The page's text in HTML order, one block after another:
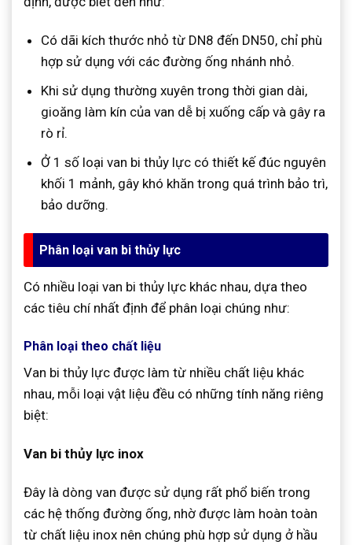
Có dãi kích thước nhỏ từ DN8 đến DN50, chỉ phù
hợp sử dụng với các đường ống nhánh nhỏ.
Khi sử dụng thường xuyên trong thời gian dài,
gioăng làm kín của van dễ bị xuống cấp và gây ra
rò rỉ.
Ở 1 số loại van bi thủy lực có thiết kế đúc nguyên
khối 1 mảnh, gây khó khăn trong quá trình bảo trì,
bảo dưỡng.
Phân loại van bi thủy lực
Có nhiều loại van bi thủy lực khác nhau, dựa theo
các tiêu chí nhất định để phân loại chúng như:
Phân loại theo chất liệu
Van bi thủy lực được làm từ nhiều chất liệu khác
nhau, mỗi loại vật liệu đều có những tính năng riêng
biệt:
Van bi thủy lực inox
Đây là dòng van được sử dụng rất phổ biến trong
các hệ thống đường ống, nhờ được làm hoàn toàn
từ chất liệu inox nên chúng phù hợp sử dụng ở hầu